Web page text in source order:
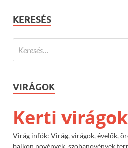
KERESÉS
VIRÁGOK
Kerti virágok
Virág infók: Virág, virágok, évelők,
balkon növények, szobanövények